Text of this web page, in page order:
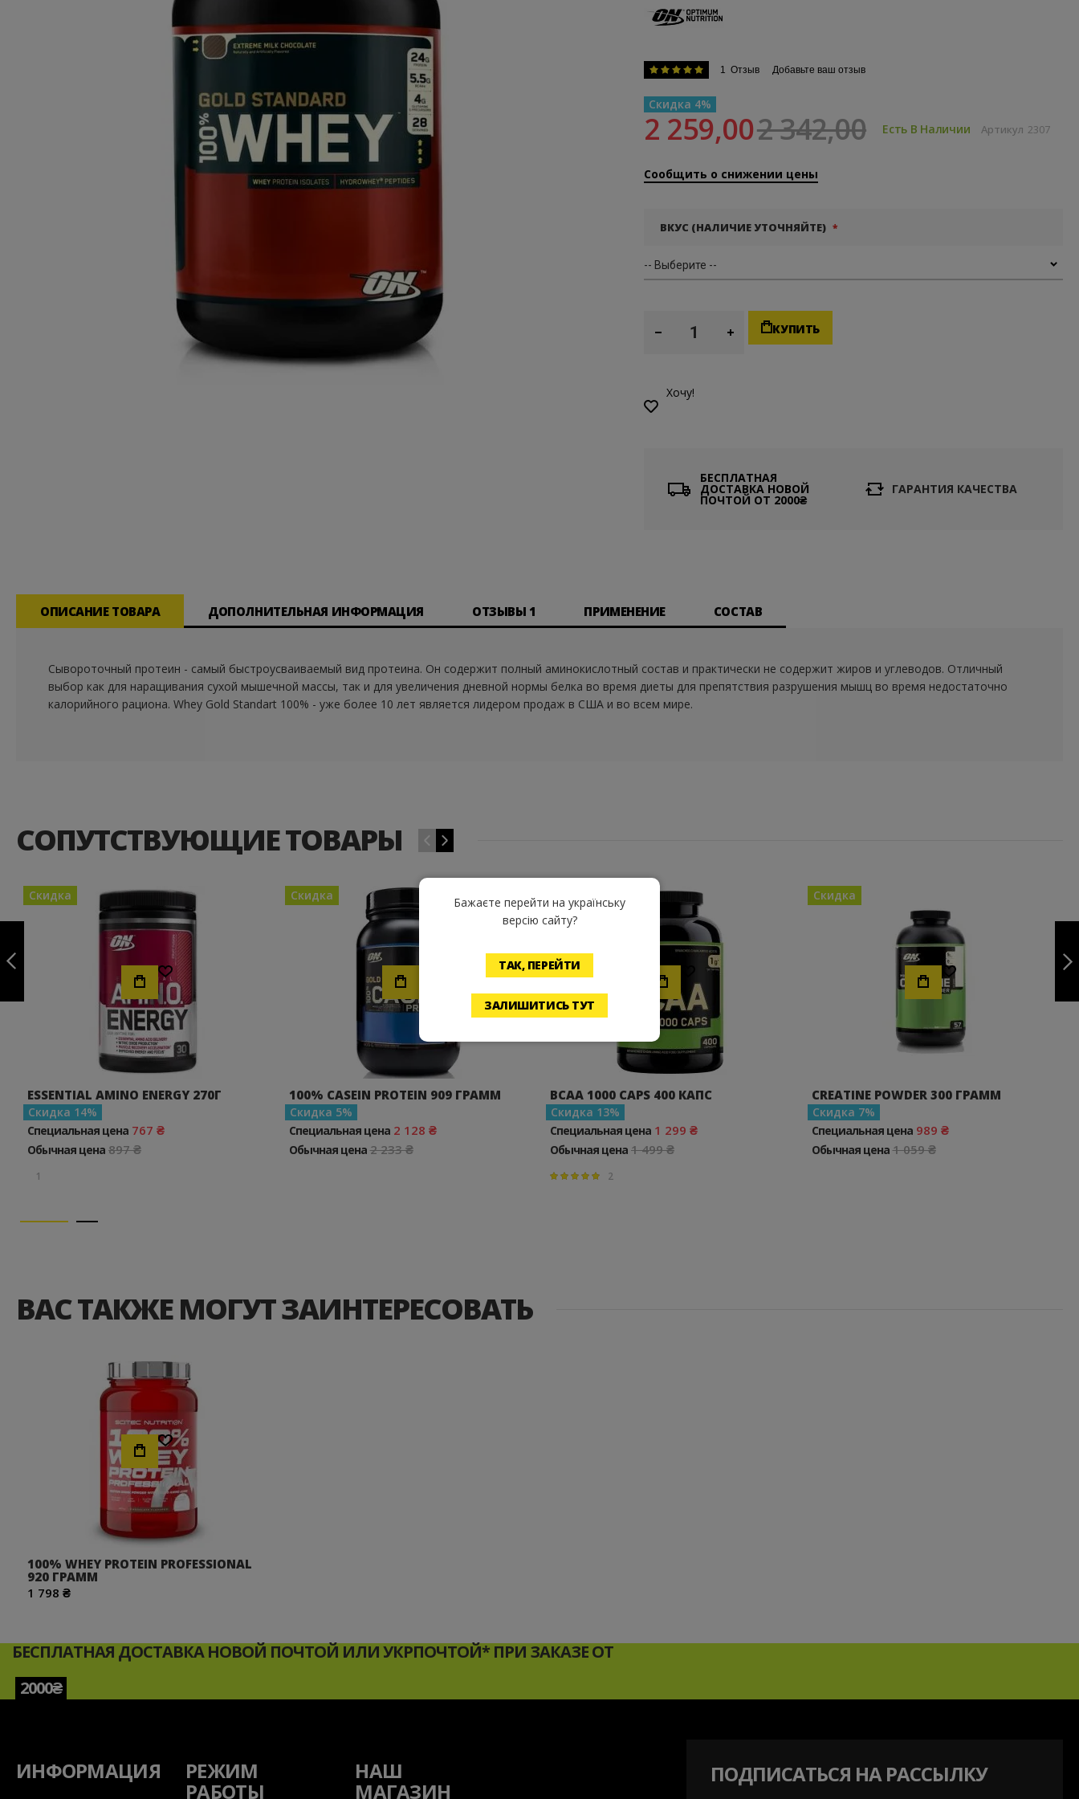
Параметр оценки:
100
% of100
1 Отзыв Добавьте ваш отзыв
Скидка 4
2 259,002 342,00 Есть В Наличии Артикул 2307
Сообщить о снижении цены
ВКУС (НАЛИЧИЕ УТОЧНЯЙТЕ)
КУПИТЬ
Хочу!
БЕСПЛАТНАЯ
ДОСТАВКА НОВОЙ
ПОЧТОЙ ОТ 2000₴
ГАРАНТИЯ КАЧЕСТВА
ОПИСАНИЕ ТОВАРА
Сывороточный протеин - самый быстроусваиваемый вид протеина. Он содержит полный аминокислотный состав и практически не содержит жиров и углеводов. Отличный
выбор как для наращивания сухой мышечной массы, так и для увеличения дневной нормы белка во время диеты для препятствия разрушения мышц во время недостаточно
калорийного рациона. Whey Gold Standart 100% - уже более 10 лет является лидером продаж в США и во всем мире.
ДОПОЛНИТЕЛЬНАЯ ИНФОРМАЦИЯ ОТЗЫВЫ 1 ПРИМЕНЕНИЕ СОСТАВ
СОПУТСТВУЮЩИЕ ТОВАРЫ ‹ ›
Хочу!
Скидка
ESSENTIAL AMINO ENERGY 270Г
Скидка 14
Специальная цена 767 ₴
Обычная цена 897 ₴
1
Скидка
100% CASEIN PROTEIN 909 ГРАММ
Скидка 5
Специальная цена 2 128 ₴
Обычная цена 2 233 ₴
Хочу!
Скидка
BCAA 1000 CAPS 400 КАПС
Скидка 13
Специальная цена 1 299 ₴
Обычная цена 1 499 ₴
Параметр оценки:
2
Хочу!
Скидка
CREATINE POWDER 300 ГРАММ
Скидка 7
Специальная цена 989 ₴
Обычная цена 1 059 ₴
ВАС ТАКЖЕ МОГУТ ЗАИНТЕРЕСОВАТЬ
Хочу!
100% WHEY PROTEIN PROFESSIONAL
920 ГРАММ
1 798 ₴
БЕСПЛАТНАЯ ДОСТАВКА НОВОЙ ПОЧТОЙ ИЛИ УКРПОЧТОЙ* ПРИ ЗАКАЗЕ ОТ
2000₴
ПОДПИСАТЬСЯ НА РАССЫЛКУ
ИНФОРМАЦИЯ РЕЖИМ
РАБОТЫ
НАШ
МАГАЗИН
Бажаєте перейти на українську
версію сайту?
ТАК, ПЕРЕЙТИ
ЗАЛИШИТИСЬ ТУТ